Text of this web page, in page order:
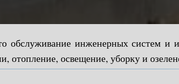
инженерных систем и
отопление, освещение, уборку и